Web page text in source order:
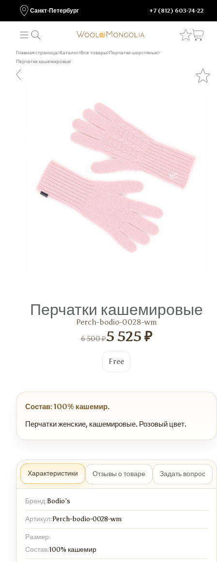
Санкт-Петербург +7 (812) 603-74-22
Главная страница Каталог Все товары Перчатки шерстяные
Перчатки кашемировые
Перчатки кашемировые
Perch-bodio-0028-wm
6 500 ₽5 525 ₽
Free
Состав: 100% кашемир.
Перчатки женские, кашемировые. Розовый цвет.
Характеристики Отзывы о товаре Задать вопрос
Бренд:Bodio’s
Артикул:Perch-bodio-0028-wm
Размер:
Состав:100% кашемир